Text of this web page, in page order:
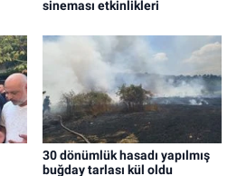
sineması etkinlikleri
30 dönümlük hasadı yapılmış
buğday tarlası kül oldu